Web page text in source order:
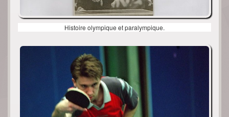
Histoire olympique et paralympique.